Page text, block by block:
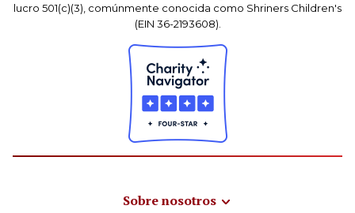
lucro 501(c)(3), comúnmente conocida como Shriners Children's
(EIN 36-2193608).
Sobre nosotros